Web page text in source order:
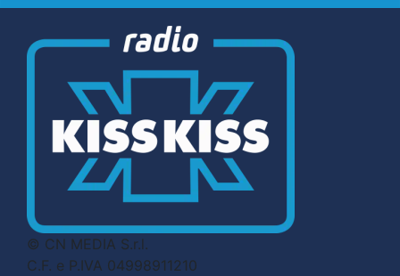
© CN MEDIA S.r.l.
C.F. e P.IVA 04998911210